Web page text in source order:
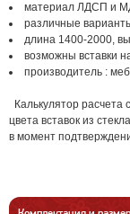
материал ЛДСП и
различные
длина 1400-2000,
возможны вставки
производитель :
Калькулятор
цвета вставок из
в момент